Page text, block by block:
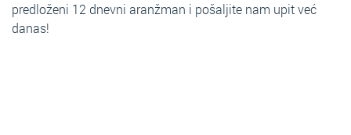
predloženi 12 dnevni aranžman i pošaljite nam upit već
danas!